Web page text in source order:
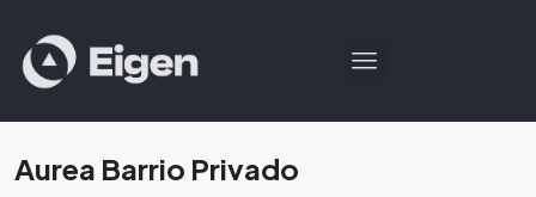
Aurea Barrio Privado